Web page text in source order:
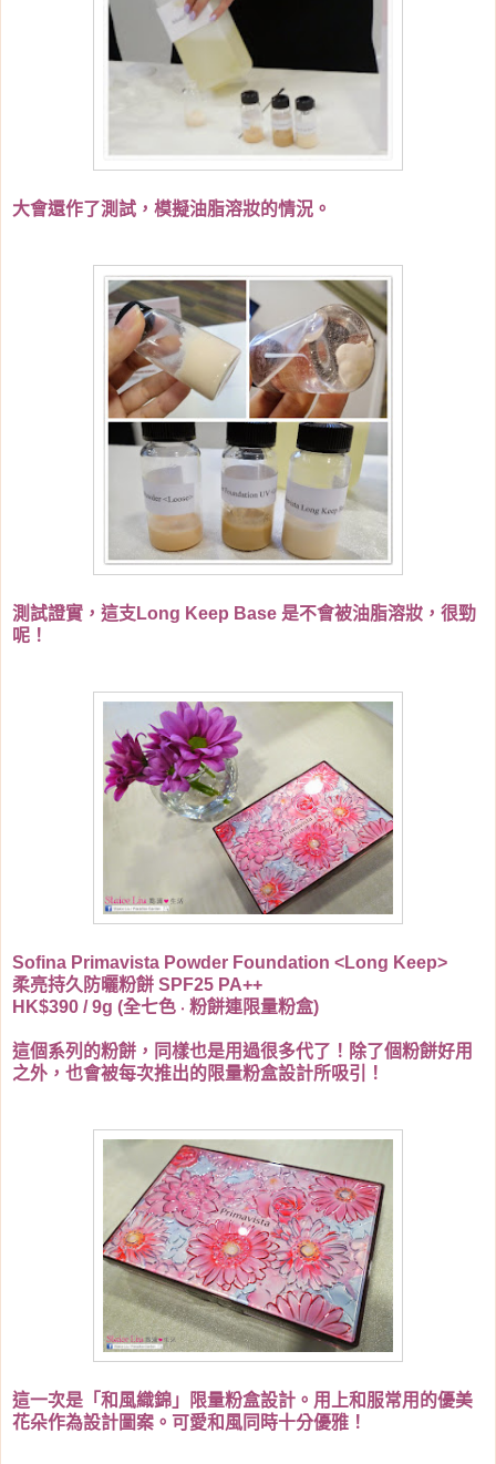
大會還作了測試，模擬油脂溶妝的情況。
測試證實，這支Long Keep Base 是不會被油脂溶妝，很勁
呢！
Sofina Primavista Powder Foundation <Long Keep>
柔亮持久防曬粉餅 SPF25 PA++
HK$390 / 9g (全七色 ‧ 粉餅連限量粉盒)
這個系列的粉餅，同樣也是用過很多代了！除了個粉餅好用
之外，也會被每次推出的限量粉盒設計所吸引！
這一次是「和風織錦」限量粉盒設計。用上和服常用的優美
花朵作為設計圖案。可愛和風同時十分優雅！